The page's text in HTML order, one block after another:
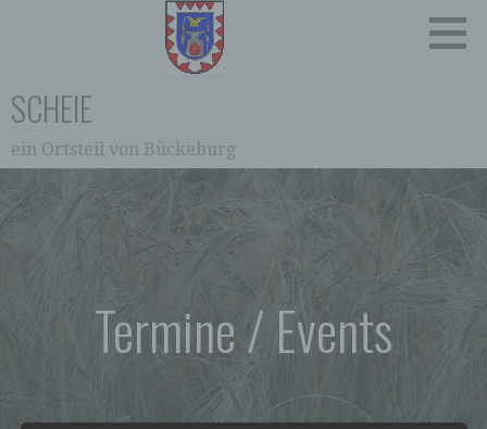
SCHEIE
ein Ortsteil von Bückeburg
Termine / Events